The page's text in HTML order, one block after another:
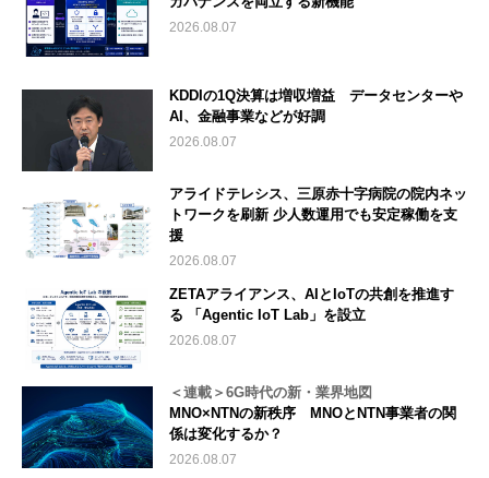
2026.08.07
KDDIの1Q決算は増収増益 データセンターや
AI、金融事業などが好調
2026.08.07
アライドテレシス、三原赤十字病院の院内ネッ
トワークを刷新 少人数運用でも安定稼働を支
援
2026.08.07
ZETAアライアンス、AIとIoTの共創を推進す
る 「Agentic IoT Lab」を設立
2026.08.07
＜連載＞6G時代の新・業界地図
MNO×NTNの新秩序 MNOとNTN事業者の関
係は変化するか？
2026.08.07